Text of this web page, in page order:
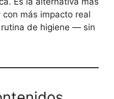
más impacto real
de higiene — sin